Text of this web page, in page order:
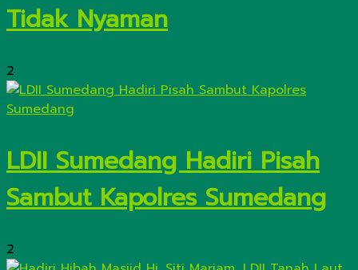
Tidak Nyaman
2
LDII Sumedang Hadiri Pisah
Sambut Kapolres Sumedang
2